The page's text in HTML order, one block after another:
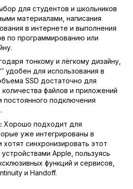
для студентов и школьников
материалами, написания
в интернете и выполнения
по программированию или
тонкому и лёгкому дизайну,
удобен для использования в
SSD достаточно для
файлов и приложений
подключения
Хорошо подходит для
уже интегрированы в
хотят синхронизировать этот
Apple, пользуясь
функций и сервисов,
и Handoff.